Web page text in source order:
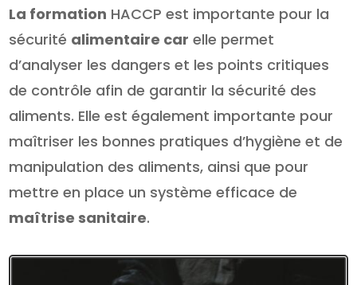
La formation HACCP est importante pour la
sécurité alimentaire car elle permet
d’analyser les dangers et les points critiques
de contrôle afin de garantir la sécurité des
aliments. Elle est également importante pour
maîtriser les bonnes pratiques d’hygiène et de
manipulation des aliments, ainsi que pour
mettre en place un système efficace de
maîtrise sanitaire.